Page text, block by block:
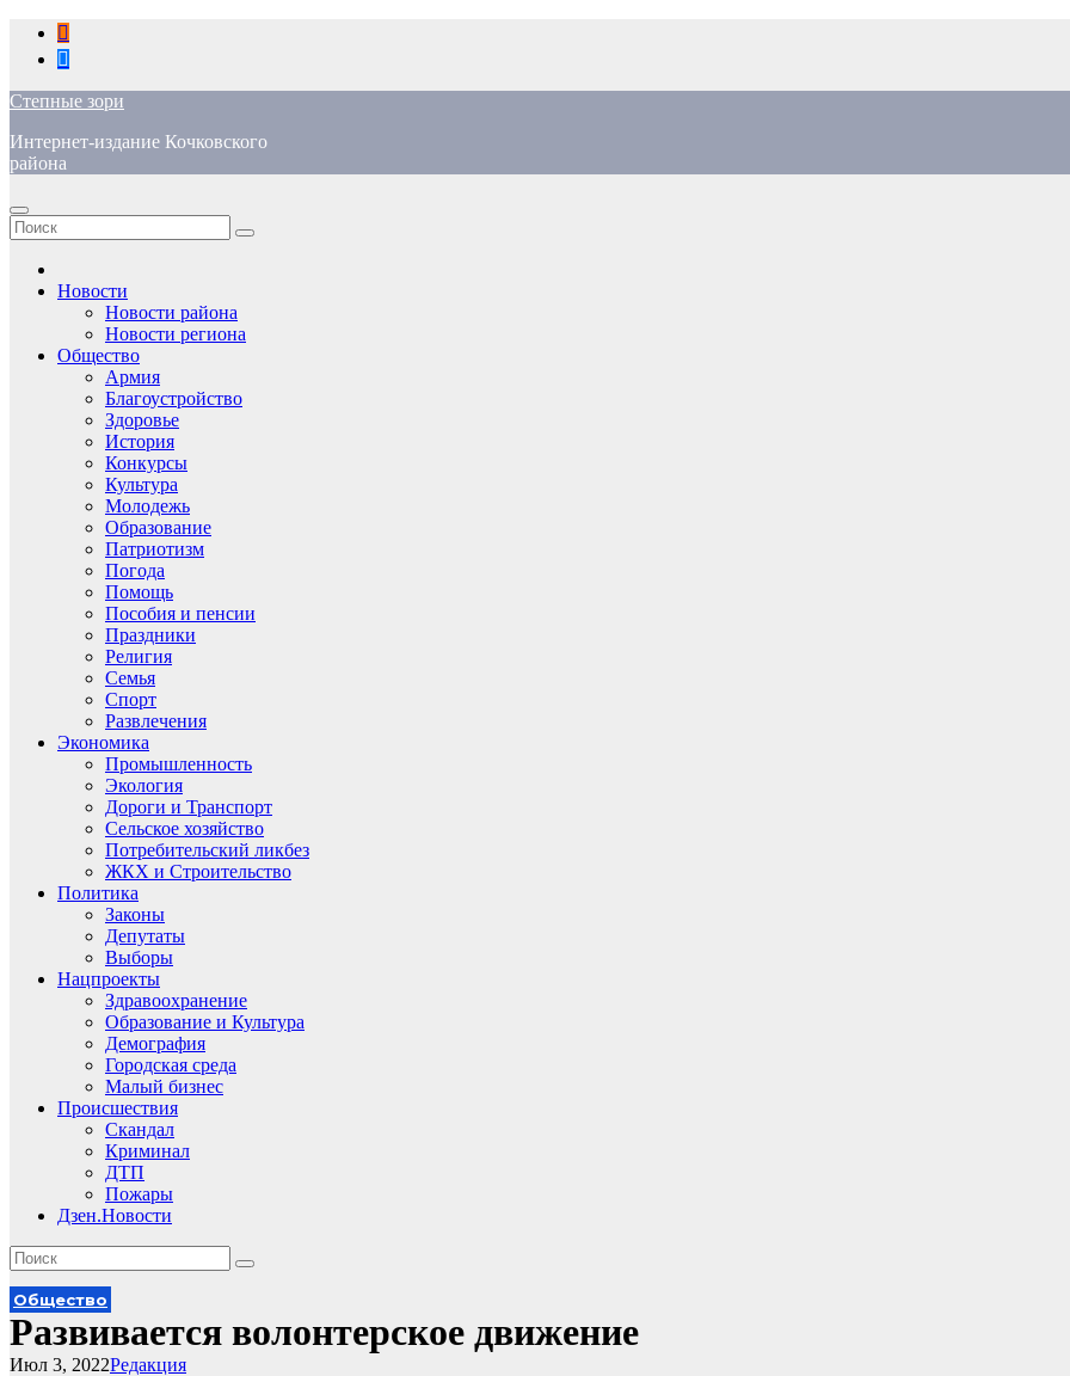
Перейти
содержимому
Степные зори
Интернет-издание Кочковского
района
Новости
Новости района
Новости региона
Общество
Армия
Благоустройство
Здоровье
История
Конкурсы
Культура
Молодежь
Образование
Патриотизм
Погода
Помощь
Пособия и пенсии
Праздники
Религия
Семья
Спорт
Развлечения
Экономика
Промышленность
Экология
Дороги и Транспорт
Сельское хозяйство
Потребительский ликбез
ЖКХ и Строительство
Политика
Законы
Депутаты
Выборы
Нацпроекты
Здравоохранение
Образование и Культура
Демография
Городская среда
Малый бизнес
Происшествия
Скандал
Криминал
ДТП
Пожары
Дзен.Новости
Общество
Развивается волонтерское движение
Редакция
Июл 3, 2022